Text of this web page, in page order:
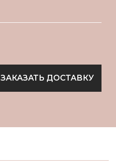
ЗАКАЗАТЬ ДОСТАВКУ